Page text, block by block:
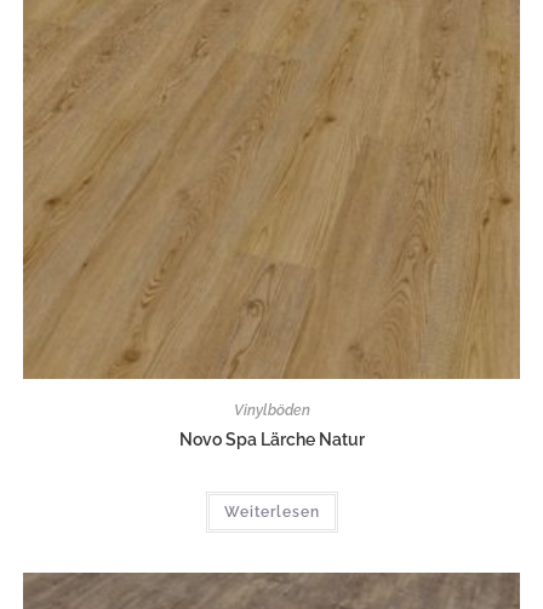
Vinylböden
Novo Spa Lärche Natur
Weiterlesen